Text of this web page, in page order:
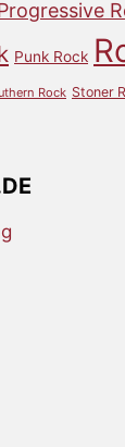
Punk Rock
Rock Stoner